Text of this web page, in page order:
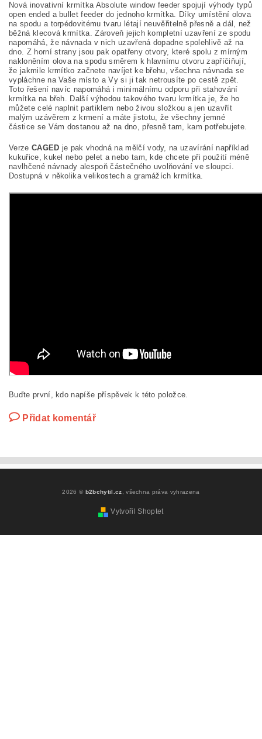
Nová inovativní krmítka Absolute window feeder spojují výhody typů
open ended a bullet feeder do jednoho krmítka. Díky umístění olova
na spodu a torpédovitému tvaru létají neuvěřitelně přesně a dál, než
běžná klecová krmítka. Zároveň jejich kompletní uzavření ze spodu
napomáhá, že návnada v nich uzavřená dopadne spolehlivě až na
dno. Z horní strany jsou pak opatřeny otvory, které spolu z mírným
nakloněním olova na spodu směrem k hlavnímu otvoru zapříčiňují,
že jakmile krmítko začnete navíjet ke břehu, všechna návnada se
vypláchne na Vaše místo a Vy si ji tak netrousíte po cestě zpět.
Toto řešení navíc napomáhá i minimálnímu odporu při stahování
krmítka na břeh. Další výhodou takového tvaru krmítka je, že ho
můžete celé naplnit partiklem nebo živou složkou a jen uzavřít
malým uzávěrem z krmení a máte jistotu, že všechny jemné
částice se Vám dostanou až na dno, přesně tam, kam potřebujete.
Verze CAGED je pak vhodná na mělčí vody, na uzavírání například
kukuřice, kukel nebo pelet a nebo tam, kde chcete při použití méně
navlhčené návnady alespoň částečného uvolňování ve sloupci.
Dostupná v několika velikostech a gramážích krmítka.
Buďte první, kdo napíše příspěvek k této položce.
Přidat komentář
2026 © b2bchytil.cz, všechna práva vyhrazena
Vytvořil Shoptet